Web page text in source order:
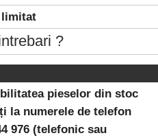
limitat
?
pieselor din stoc
la numerele de telefon
976 (telefonic sau